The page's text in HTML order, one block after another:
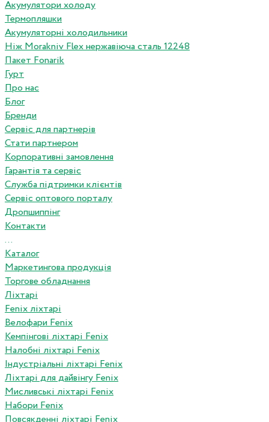
Акумулятори холоду
Термопляшки
Акумуляторні холодильники
Ніж Morakniv Flex нержавіюча сталь 12248
Пакет Fonarik
Гурт
Про нас
Блог
Бренди
Сервіс для партнерів
Стати партнером
Корпоративні замовлення
Гарантія та сервіс
Служба підтримки клієнтів
Сервіс оптового порталу
Дропшиппінг
Контакти
...
Каталог
Маркетингова продукція
Торгове обладнання
Ліхтарі
Fenix ліхтарі
Велофари Fenix
Кемпінгові ліхтарі Fenix
Налобні ліхтарі Fenix
Індустріальні ліхтарі Fenix
Ліхтарі для дайвінгу Fenix
Мисливські ліхтарі Fenix
Набори Fenix